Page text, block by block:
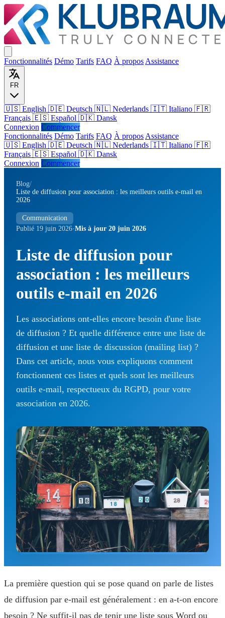
Fonctionnalités Démo Tarifs FAQ À propos Assistance
FR
🇺🇸 English 🇩🇪 Deutsch 🇳🇱 Nederlands 🇮🇹 Italiano 🇫🇷
Français 🇪🇸 Español 🇩🇰 Dansk
Connexion Commencer
Fonctionnalités Démo Tarifs FAQ À propos Assistance
🇺🇸 English 🇩🇪 Deutsch 🇳🇱 Nederlands 🇮🇹 Italiano 🇫🇷
Français 🇪🇸 Español 🇩🇰 Dansk
Connexion Commencer
Blog/
Liste de diffusion pour association : les meilleurs outils e-mail en
2026
Communication
Publié 19 juin 2026·Mis à jour 20 juin 2026
Liste de diffusion pour
association : les meilleurs
outils e-mail en 2026
Les associations ont-elles encore besoin d'une liste
de diffusion ? Et quelle différence entre une liste de
diffusion et une liste de discussion (mailing list) ?
Dans cet article, nous vous expliquons comment
fonctionnent ces listes et quels sont les meilleurs
outils e-mail, respectueux du RGPD, pour votre
association en 2026.
La première question qui se pose quand on parle de listes
de diffusion par e-mail est généralement : en a-t-on encore
besoin ? Ne suffit-il pas de tenir une liste sous Word ou